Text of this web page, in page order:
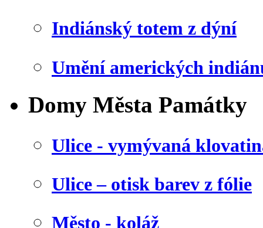
Indiánský totem z dýní
Umění amerických
Domy Města Památky
Ulice - vymývaná
Ulice – otisk barev z fólie
Město - koláž